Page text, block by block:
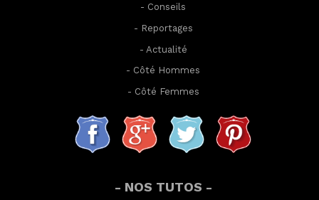
- Conseils
- Reportages
- Actualité
- Côté Hommes
- Côté Femmes
- NOS TUTOS -